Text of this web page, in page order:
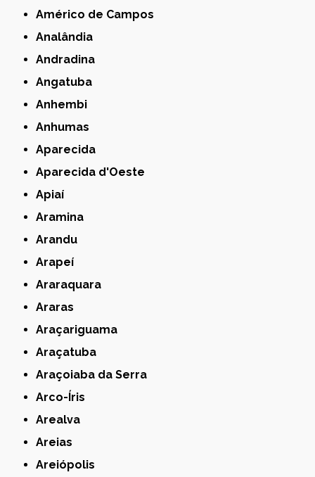
Américo de Campos
Analândia
Andradina
Angatuba
Anhembi
Anhumas
Aparecida
Aparecida d'Oeste
Apiaí
Aramina
Arandu
Arapeí
Araraquara
Araras
Araçariguama
Araçatuba
Araçoiaba da Serra
Arco-Íris
Arealva
Areias
Areiópolis